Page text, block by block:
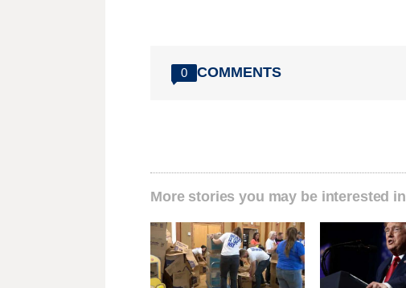
0 COMMENTS
More stories you may be interested in